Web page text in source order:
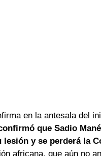
en la antesala del
que Sadio
lesión y se perderá la
africana, que aún no